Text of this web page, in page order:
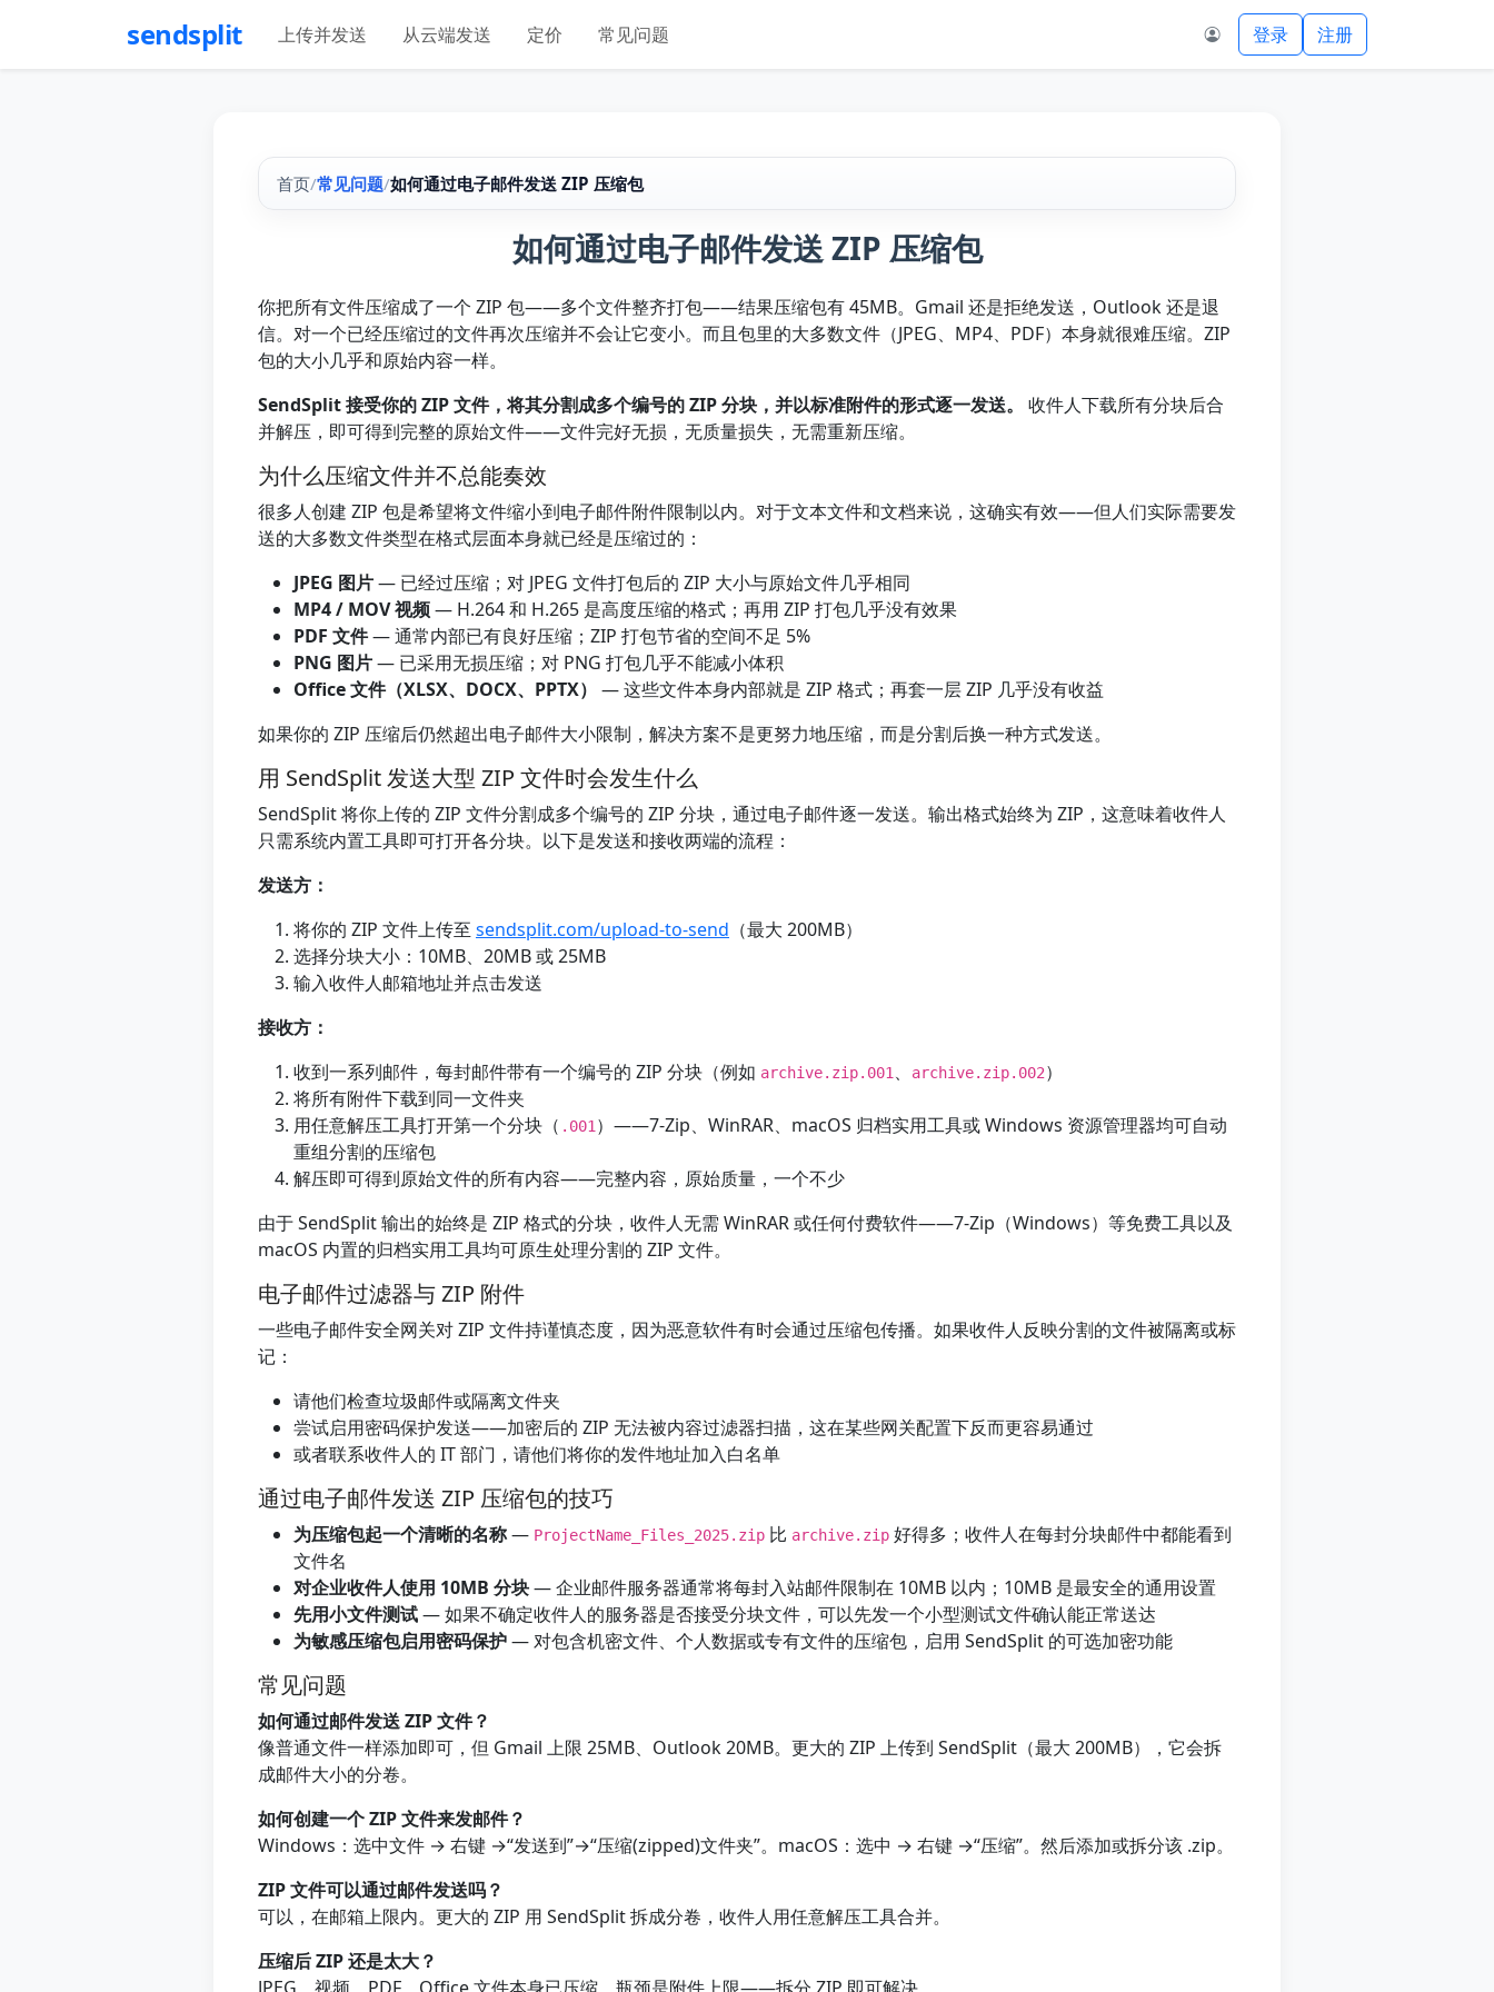
sendsplit 上传并发送 从云端发送 定价 常见问题 登录 注册
首页/常见问题/如何通过电子邮件发送 ZIP 压缩包
如何通过电子邮件发送 ZIP 压缩包
你把所有文件压缩成了一个 ZIP 包——多个文件整齐打包——结果压缩包有 45MB。Gmail 还是拒绝发送，Outlook 还是退
信。对一个已经压缩过的文件再次压缩并不会让它变小。而且包里的大多数文件（JPEG、MP4、PDF）本身就很难压缩。ZIP
包的大小几乎和原始内容一样。
SendSplit 接受你的 ZIP 文件，将其分割成多个编号的 ZIP 分块，并以标准附件的形式逐一发送。
收件人下载所有分块后合
并解压，即可得到完整的原始文件——文件完好无损，无质量损失，无需重新压缩。
为什么压缩文件并不总能奏效
很多人创建 ZIP 包是希望将文件缩小到电子邮件附件限制以内。对于文本文件和文档来说，这确实有效——但人们实际需要发
送的大多数文件类型在格式层面本身就已经是压缩过的：
JPEG 图片— 已经过压缩；对 JPEG 文件打包后的 ZIP 大小与原始文件几乎相同
MP4 / MOV 视频— H.264 和 H.265 是高度压缩的格式；再用 ZIP 打包几乎没有效果
PDF 文件— 通常内部已有良好压缩；ZIP 打包节省的空间不足 5%
PNG 图片— 已采用无损压缩；对 PNG 打包几乎不能减小体积
Office 文件（XLSX、DOCX、PPTX） — 这些文件本身内部就是 ZIP 格式；再套一层 ZIP 几乎没有收益
如果你的 ZIP 压缩后仍然超出电子邮件大小限制，解决方案不是更努力地压缩，而是分割后换一种方式发送。
用 SendSplit 发送大型 ZIP 文件时会发生什么
SendSplit 将你上传的 ZIP 文件分割成多个编号的 ZIP 分块，通过电子邮件逐一发送。输出格式始终为 ZIP，这意味着收件人
只需系统内置工具即可打开各分块。以下是发送和接收两端的流程：
发送方：
将你的 ZIP 文件上传至 sendsplit.com/upload-to-send （最大 200MB）
选择分块大小：10MB、20MB 或 25MB
输入收件人邮箱地址并点击发送
接收方：
收到一系列邮件，每封邮件带有一个编号的 ZIP 分块（例如 archive.zip.001 、 archive.zip.002）
将所有附件下载到同一文件夹
用任意解压工具打开第一个分块（ .001 ）——7-Zip、WinRAR、macOS 归档实用工具或 Windows 资源管理器均可自动
重组分割的压缩包
解压即可得到原始文件的所有内容——完整内容，原始质量，一个不少
由于 SendSplit 输出的始终是 ZIP 格式的分块，收件人无需 WinRAR 或任何付费软件——7-Zip（Windows）等免费工具以及
macOS 内置的归档实用工具均可原生处理分割的 ZIP 文件。
电子邮件过滤器与 ZIP 附件
一些电子邮件安全网关对 ZIP 文件持谨慎态度，因为恶意软件有时会通过压缩包传播。如果收件人反映分割的文件被隔离或标
记：
请他们检查垃圾邮件或隔离文件夹
尝试启用密码保护发送——加密后的 ZIP 无法被内容过滤器扫描，这在某些网关配置下反而更容易通过
或者联系收件人的 IT 部门，请他们将你的发件地址加入白名单
通过电子邮件发送 ZIP 压缩包的技巧
为压缩包起一个清晰的名称— ProjectName_Files_2025.zip 比 archive.zip 好得多；收件人在每封分块邮件中都能看到
文件名
对企业收件人使用 10MB 分块— 企业邮件服务器通常将每封入站邮件限制在 10MB 以内；10MB 是最安全的通用设置
先用小文件测试— 如果不确定收件人的服务器是否接受分块文件，可以先发一个小型测试文件确认能正常送达
为敏感压缩包启用密码保护— 对包含机密文件、个人数据或专有文件的压缩包，启用 SendSplit 的可选加密功能
常见问题
如何通过邮件发送 ZIP 文件？
像普通文件一样添加即可，但 Gmail 上限 25MB、Outlook 20MB。更大的 ZIP 上传到 SendSplit（最大 200MB），它会拆
成邮件大小的分卷。
如何创建一个 ZIP 文件来发邮件？
Windows：选中文件 → 右键 →“发送到”→“压缩(zipped)文件夹”。macOS：选中 → 右键 →“压缩”。然后添加或拆分该 .zip。
ZIP 文件可以通过邮件发送吗？
可以，在邮箱上限内。更大的 ZIP 用 SendSplit 拆成分卷，收件人用任意解压工具合并。
压缩后 ZIP 还是太大？